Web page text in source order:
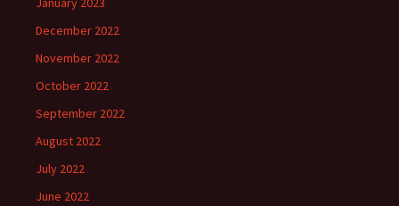
December 2022
November 2022
October 2022
September 2022
August 2022
July 2022
June 2022